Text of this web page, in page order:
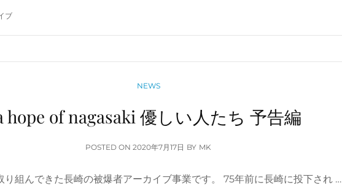
ル
か
直
さ
亮
ブ
CATEGORIES
NEWS
hope of nagasaki 優しい人たち 予告編
POSTED ONPOSTED
2020年7月17日 BY MK
り組んできた長崎の被爆者アーカイブ事業です。 75年前に長崎に投下され …